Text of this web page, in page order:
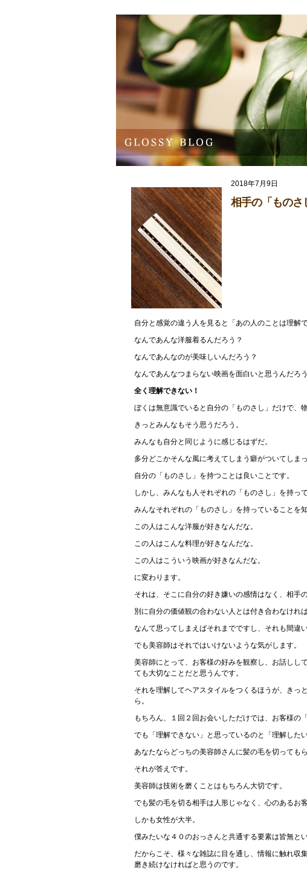
2018年7月9日
相手の「ものさ
自分と感覚の違う人を見ると「あの人のことは理解
なんであんな洋服着るんだろう？
なんであんなのが美味しいんだろう？
なんであんなつまらない映画を面白いと思うんだろ
全く理解できない！
ぼくは無意識でいると自分の「ものさし」だけで、
きっとみんなもそう思うだろう。
みんなも自分と同じように感じるはずだ。
多分どこかそんな風に考えてしまう癖がついてしま
自分の「ものさし」を持つことは良いことです。
しかし、みんなも人それぞれの「ものさし」を持っ
みんなそれぞれの「ものさし」を持っていることを
この人はこんな洋服が好きなんだな。
この人はこんな料理が好きなんだな。
この人はこういう映画が好きなんだな。
に変わります。
それは、そこに自分の好き嫌いの感情はなく、相手
別に自分の価値観の合わない人とは付き合わなけれ
なんて思ってしまえばそれまでですし、それも間違
でも美容師はそれではいけないような気がします。
美容師にとって、お客様の好みを観察し、お話しし
ても大切なことだと思うんです。
それを理解してヘアスタイルをつくるほうが、きっ
ら。
もちろん、１回２回お会いしただけでは、お客様の
でも「理解できない」と思っているのと「理解した
あなたならどっちの美容師さんに髪の毛を切っても
それが答えです。
美容師は技術を磨くことはもちろん大切です。
でも髪の毛を切る相手は人形じゃなく、心のあるお客
しかも女性が大半。
僕みたいな４０のおっさんと共通する要素は皆無と
だからこそ、様々な雑誌に目を通し、情報に触れ収
磨き続けなければと思うのです。